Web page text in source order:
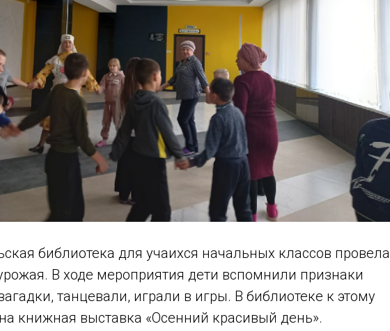
библиотека для учаәихся начальных классов провела
В ходе мероприятия дети вспомнили признаки
танцевали, играли в игры. В библиотеке к этому
книжная выставка «Осенний красивый день».